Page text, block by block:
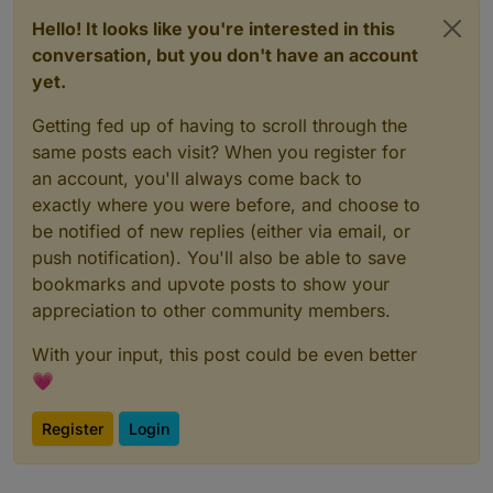
Hello! It looks like you're interested in this
conversation, but you don't have an account
yet.
Getting fed up of having to scroll through the
same posts each visit? When you register for
an account, you'll always come back to
exactly where you were before, and choose to
be notified of new replies (either via email, or
push notification). You'll also be able to save
bookmarks and upvote posts to show your
appreciation to other community members.
With your input, this post could be even better
💗
Register Login